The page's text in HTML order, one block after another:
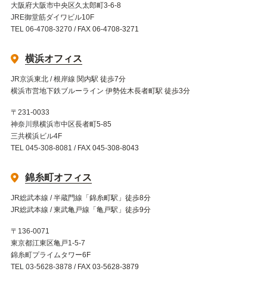
大阪府大阪市中央区久太郎町3-6-8
JRE御堂筋ダイワビル10F
TEL 06-4708-3270 / FAX 06-4708-3271
横浜オフィス
JR京浜東北 / 根岸線 関内駅 徒歩7分
横浜市営地下鉄ブルーライン 伊勢佐木長者町駅 徒歩3分
〒231-0033
神奈川県横浜市中区長者町5-85
三共横浜ビル4F
TEL 045-308-8081 / FAX 045-308-8043
錦糸町オフィス
JR総武本線 / 半蔵門線「錦糸町駅」徒歩8分
JR総武本線 / 東武亀戸線「亀戸駅」徒歩9分
〒136-0071
東京都江東区亀戸1-5-7
錦糸町プライムタワー6F
TEL 03-5628-3878 / FAX 03-5628-3879